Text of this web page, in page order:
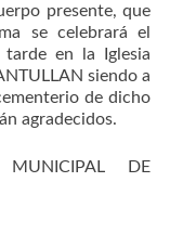
presente, que
se celebrará el
en la Iglesia
siendo a
de dicho
agradecidos.
MUNICIPAL DE